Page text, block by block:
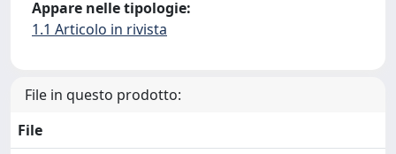
Appare nelle tipologie:
1.1 Articolo in rivista
File in questo prodotto:
File